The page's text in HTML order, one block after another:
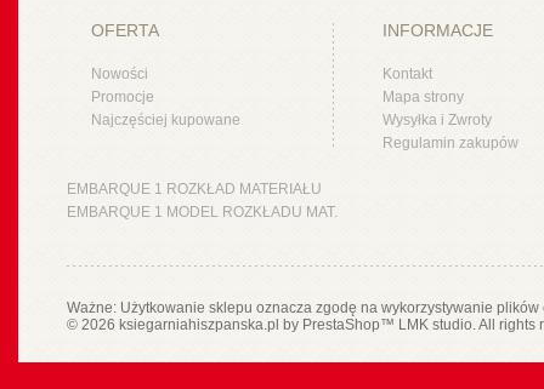
OFERTA
Nowości
Promocje
Najczęściej kupowane
INFORMACJE
Kontakt
Mapa strony
Wysyłka i Zwroty
Regulamin zakupów
EMBARQUE 1 ROZKŁAD MATERIAŁU
EMBARQUE 1 MODEL ROZKŁADU MAT.
Ważne: Użytkowanie sklepu oznacza zgodę na wykorzystywanie
© 2026 ksiegarniahiszpanska.pl by PrestaShop™ LMK studio. All rights